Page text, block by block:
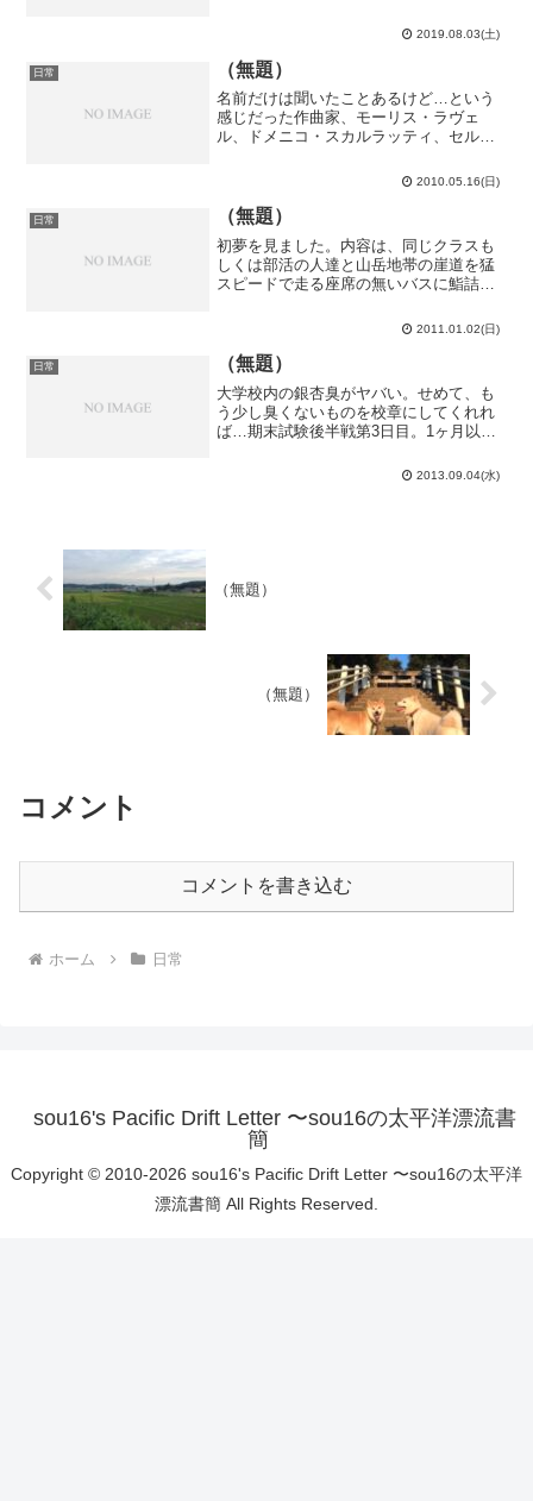
中芝刈りをしていました。この芝刈機の
非力さは何だ。まるで20年落ちの軽で関
越道を走っているような...
2019.08.03(土)
日常 （無題）
名前だけは聞いたことあるけど…という
感じだった作曲家、モーリス・ラヴェ
ル、ドメニコ・スカルラッティ、セルゲ
スタコーヴィチの４人の曲を聴いてみま
した。定期試験前というのに、我ながら
暇な事してますね。おぉ…中...
2010.05.16(日)
日常 （無題）
初夢を見ました。内容は、同じクラスも
しくは部活の人達と山岳地帯の崖道を猛
スピードで走る座席の無いバスに鮨詰め
した。うーん、謎過ぎる…山岳地帯って
ところが富士に似ているから、吉…なの
だろうか？半田に帰って来...
2011.01.02(日)
日常 （無題）
大学校内の銀杏臭がヤバい。せめて、も
う少し臭くないものを校章にしてくれれ
ば…期末試験後半戦第3日目。1ヶ月以上
ます。最後の教科は力学Ａ。不可3割と噂
される鬼畜試験、そして、僕のシケタイ
2013.09.04(水)
（無題）
（無題）
コメント
コメントを書き込む
ホーム 日常
sou16's Pacific Drift Letter 〜sou16の太平洋漂流書
簡
Copyright © 2010-2026 sou16's Pacific Drift Letter 〜sou16の太平洋
漂流書簡 All Rights Reserved.